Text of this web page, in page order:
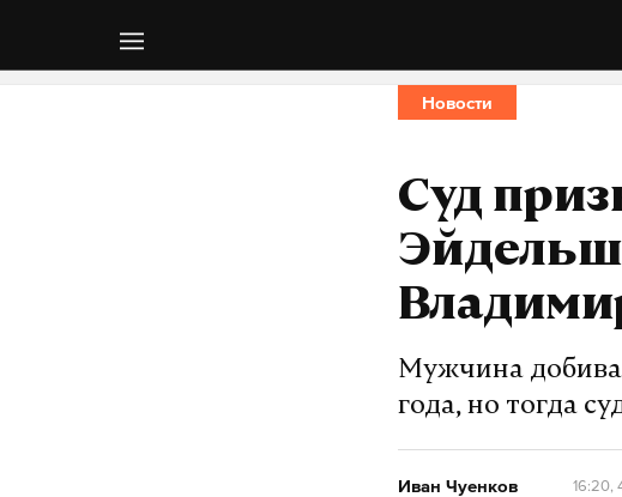
Новости
Суд
Мужчина
года, но тогда
Иван Чуенков 16:20,